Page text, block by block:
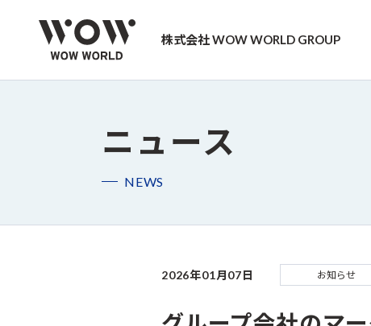
株式会社 WOW WORLD GROUP
ニュース
NEWS
2026年01月07日 お知らせ